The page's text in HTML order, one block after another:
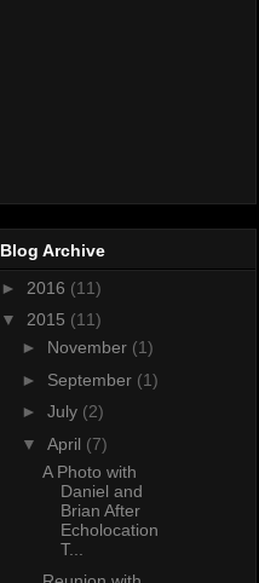
Blog Archive
► 2016 (11)
▼ 2015 (11)
► November (1)
► September (1)
► July (2)
▼ April (7)
A Photo with
Daniel and
Brian After
Echolocation
T...